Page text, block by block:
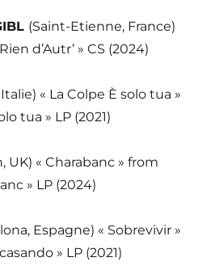
(Saint-Etienne, France)
d’Autr’ » CS (2024)
« La Colpe È solo tua »
tua » LP (2021)
UK) « Charabanc » from
» LP (2024)
Espagne) « Sobrevivir »
» LP (2021)